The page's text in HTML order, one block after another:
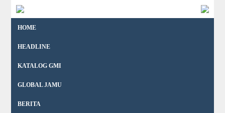
HOME
HEADLINE
KATALOG GMI
GLOBAL JAMU
BERITA